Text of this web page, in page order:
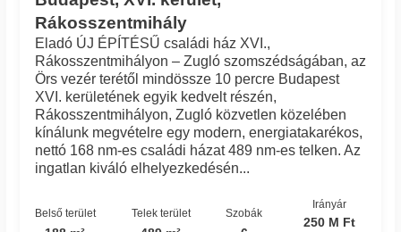
Rákosszentmihály
Eladó ÚJ ÉPÍTÉSŰ családi ház XVI.,
Rákosszentmihályon – Zugló szomszédságában, az
Örs vezér terétől mindössze 10 percre Budapest
XVI. kerületének egyik kedvelt részén,
Rákosszentmihályon, Zugló közvetlen közelében
kínálunk megvételre egy modern, energiatakarékos,
nettó 168 nm-es családi házat 489 nm-es telken. Az
ingatlan kiváló elhelyezkedésén...
Belső terület Telek terület Szobák
Irányár
250 M Ft